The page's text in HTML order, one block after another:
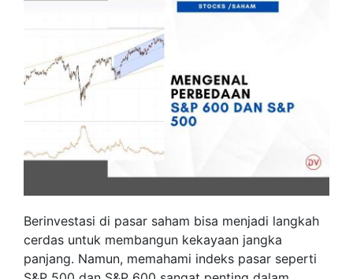
Berinvestasi di pasar saham bisa menjadi langkah
cerdas untuk membangun kekayaan jangka
panjang. Namun, memahami indeks pasar seperti